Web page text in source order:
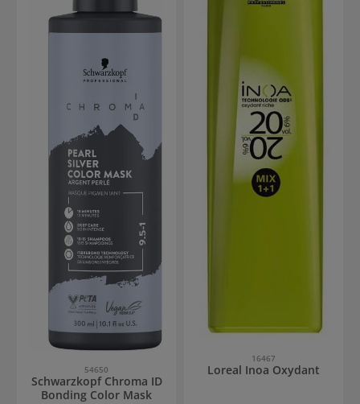
54650
Schwarzkopf Chroma ID
Bonding Color Mask
16467
Loreal Inoa Oxydant